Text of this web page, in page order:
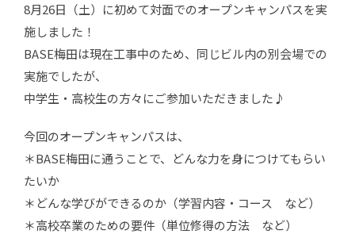
8月26日（土）に初めて対面でのオープンキャンパスを実
施しました！
BASE梅田は現在工事中のため、同じビル内の別会場での
実施でしたが、
中学生・高校生の方々にご参加いただきました♪
今回のオープンキャンパスは、
＊BASE梅田に通うことで、どんな力を身につけてもらい
たいか
＊どんな学びができるのか（学習内容・コース など）
＊高校卒業のための要件（単位修得の方法 など）